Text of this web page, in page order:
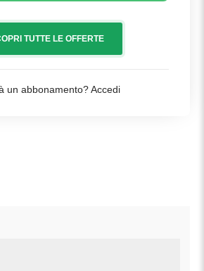
TUTTE LE OFFERTE
un abbonamento?Accedi